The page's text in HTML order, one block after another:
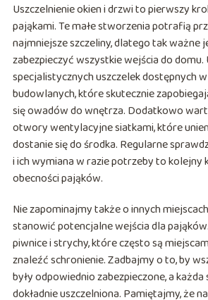
Uszczelnienie okien i drzwi to pierwszy
pająkami. Te małe stworzenia potrafią
najmniejsze szczeliny, dlatego tak ważne
zabezpieczyć wszystkie wejścia do domu.
specjalistycznych uszczelek dostępnych
budowlanych, które skutecznie
się owadów do wnętrza. Dodatkowo
otwory wentylacyjne siatkami, które
dostanie się do środka. Regularne
i ich wymiana w razie potrzeby to kolejny
obecności pająków.
Nie zapominajmy także o innych
stanowić potencjalne wejścia dla
piwnice i strychy, które często są
znaleźć schronienie. Zadbajmy o to, by
były odpowiednio zabezpieczone, a każda
dokładnie uszczelniona. Pamiętajmy, że